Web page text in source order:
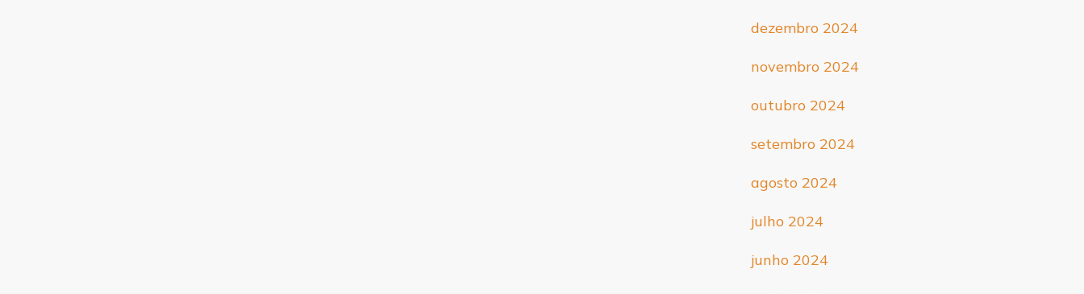
dezembro 2024
novembro 2024
outubro 2024
setembro 2024
agosto 2024
julho 2024
junho 2024